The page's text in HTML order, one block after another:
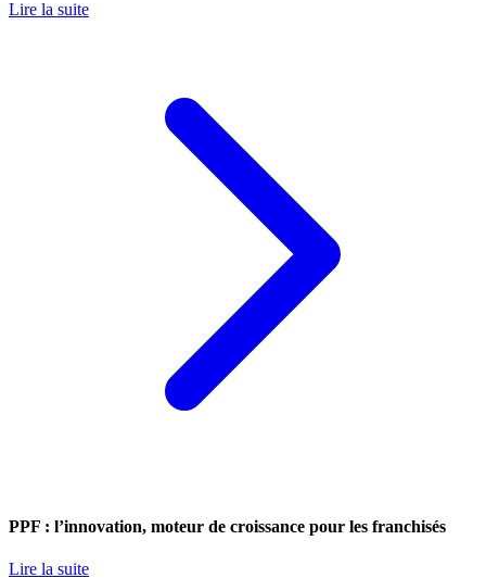
Lire la suite
PPF : l’innovation, moteur de croissance pour les franchisés
Lire la suite